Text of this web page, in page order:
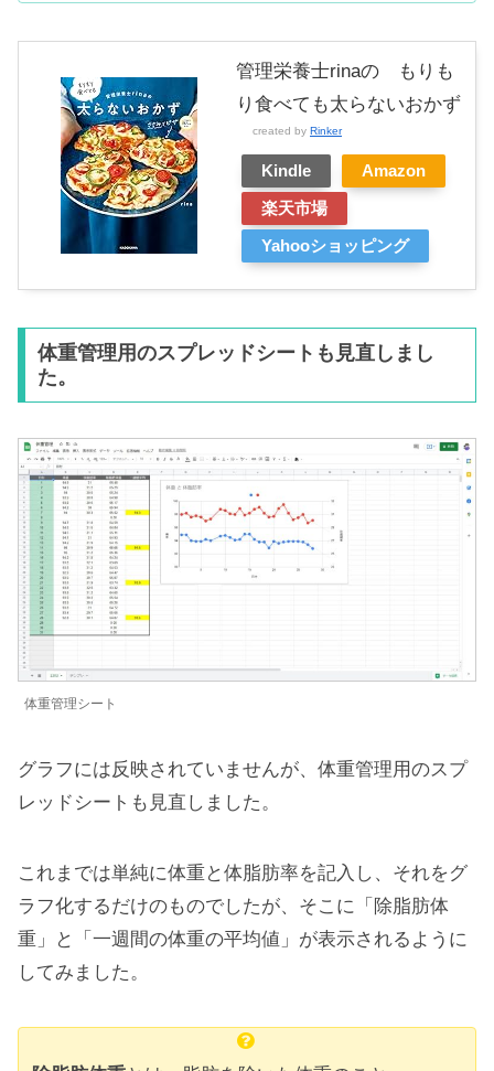
管理栄養士rinaの もりも
り食べても太らないおかず
created by Rinker
Kindle
Amazon
楽天市場
Yahooショッピング
体重管理用のスプレッドシートも見直しまし
た。
体重管理シート
グラフには反映されていませんが、体重管理用のスプ
レッドシートも見直しました。
これまでは単純に体重と体脂肪率を記入し、それをグ
ラフ化するだけのものでしたが、そこに「除脂肪体
重」と「一週間の体重の平均値」が表示されるように
してみました。